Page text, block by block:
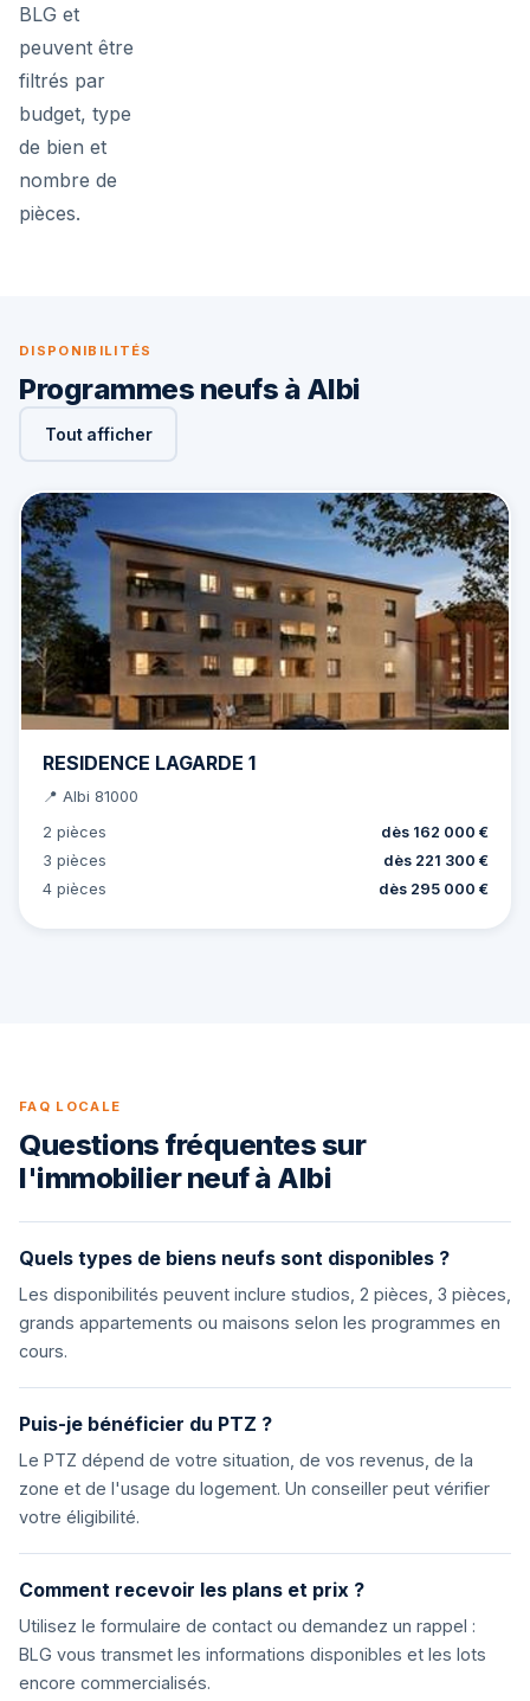
BLG et
peuvent être
filtrés par
budget, type
de bien et
nombre de
pièces.
DISPONIBILITÉS
Programmes neufs à Albi
Tout afficher
RESIDENCE LAGARDE 1
📍 Albi 81000
2 pièces
dès 162 000 €
3 pièces
dès 221 300 €
4 pièces
dès 295 000 €
FAQ LOCALE
Questions fréquentes sur
l'immobilier neuf à Albi
Quels types de biens neufs sont disponibles ?
Les disponibilités peuvent inclure studios, 2 pièces, 3 pièces,
grands appartements ou maisons selon les programmes en
cours.
Puis-je bénéficier du PTZ ?
Le PTZ dépend de votre situation, de vos revenus, de la
zone et de l'usage du logement. Un conseiller peut vérifier
votre éligibilité.
Comment recevoir les plans et prix ?
Utilisez le formulaire de contact ou demandez un rappel :
BLG vous transmet les informations disponibles et les lots
encore commercialisés.